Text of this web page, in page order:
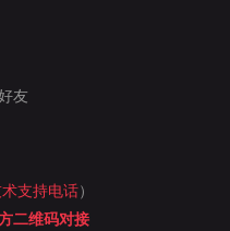
友
支持电话）
二维码对接